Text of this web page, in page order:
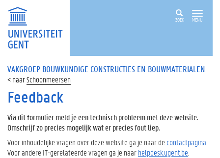
ZOEK MENU
VAKGROEP BOUWKUNDIGE CONSTRUCTIES EN BOUWMATERIALEN
Schoonmeersen
Feedback
Via dit formulier meld je een technisch probleem met deze website.
Omschrijf zo precies mogelijk wat er precies fout liep.
Voor inhoudelijke vragen over deze website ga je naar de contactpagina
Voor andere IT-gerelateerde vragen ga je naarhelpdesk.ugent.be